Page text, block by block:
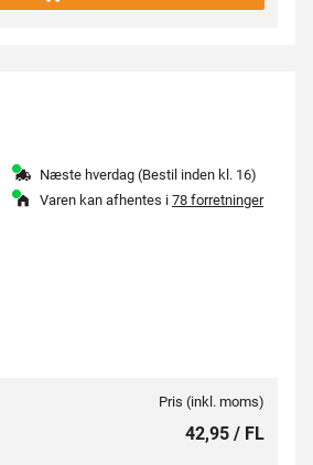
Næste hverdag (Bestil inden kl. 16)
Varen kan afhentes i 78 forretninger
Pris (inkl. moms)
42,95 / FL